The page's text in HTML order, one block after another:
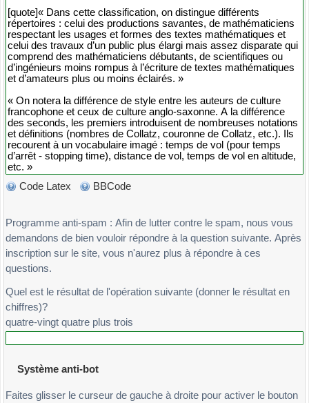
Code Latex BBCode
Programme anti-spam : Afin de lutter contre le spam, nous vous
demandons de bien vouloir répondre à la question suivante. Après
inscription sur le site, vous n'aurez plus à répondre à ces
questions.
Quel est le résultat de l'opération suivante (donner le résultat en
chiffres)?
quatre-vingt quatre plus trois
Système anti-bot
Faites glisser le curseur de gauche à droite pour activer le bouton